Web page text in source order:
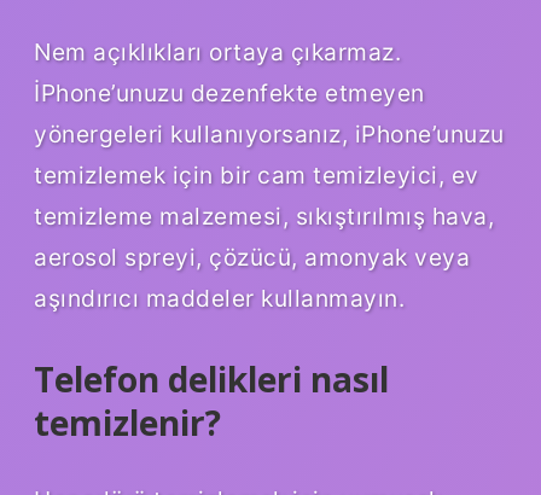
Nem açıklıkları ortaya çıkarmaz.
İPhone’unuzu dezenfekte etmeyen
yönergeleri kullanıyorsanız, iPhone’unuzu
temizlemek için bir cam temizleyici, ev
temizleme malzemesi, sıkıştırılmış hava,
aerosol spreyi, çözücü, amonyak veya
aşındırıcı maddeler kullanmayın.
Telefon delikleri nasıl
temizlenir?